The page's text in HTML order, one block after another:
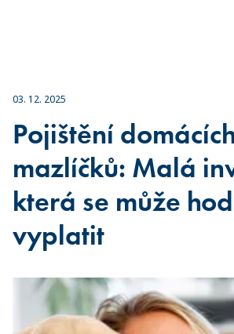
03. 12. 2025
Pojištění
mazlíčků: Malá
která se může
vyplatit